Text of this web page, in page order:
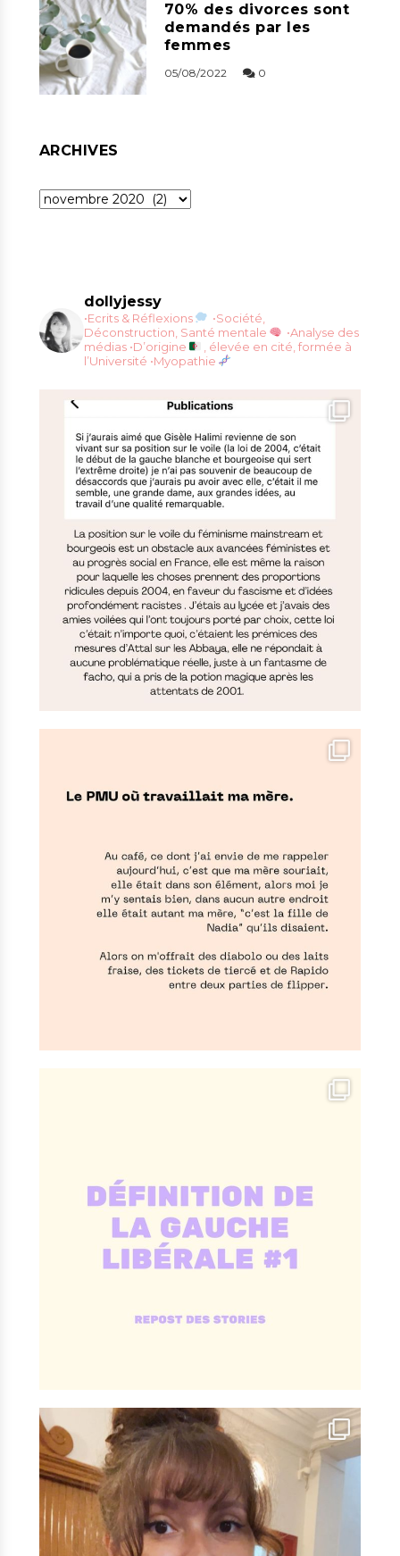
70% des divorces sont
demandés par les
femmes
05/08/2022 0
ARCHIVES
Archives
dollyjessy
•Ecrits & Réflexions
•Société,
Déconstruction, Santé mentale
•Analyse des
médias •D’origine
, élevée en cité, formée à
l’Université •Myopathie